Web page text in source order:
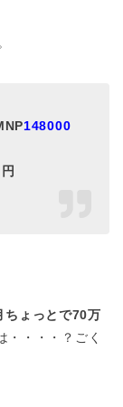
148000
円
ちょっとで70万
・・・・？ごく